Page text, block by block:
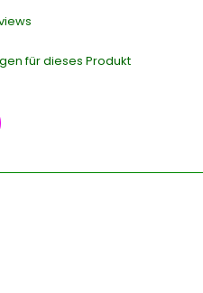
für dieses Produkt